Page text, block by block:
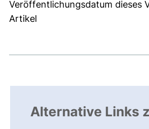
Veröffentlichungsdatum dieses
Artikel
Alternative Links